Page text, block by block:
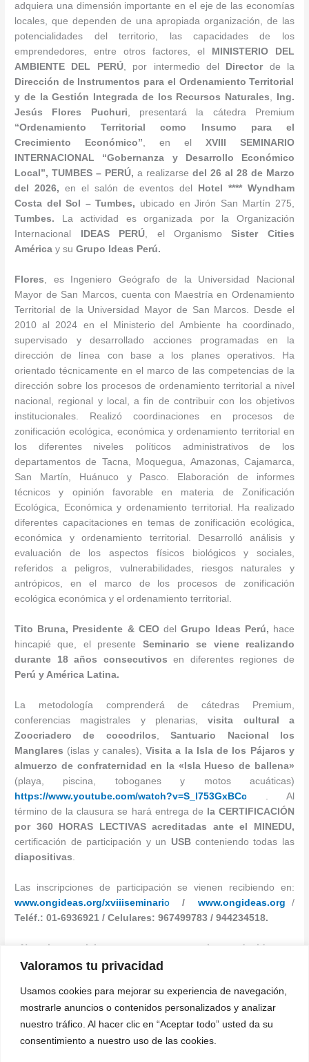
Valoramos tu privacidad
Usamos cookies para mejorar su experiencia de navegación,
mostrarle anuncios o contenidos personalizados y analizar
nuestro tráfico. Al hacer clic en “Aceptar todo” usted da su
consentimiento a nuestro uso de las cookies.
adquiera una dimensión importante en el eje de las economías
locales, que dependen de una apropiada organización, de las
potencialidades del territorio, las capacidades de los
emprendedores, entre otros factores, el
MINISTERIO DEL
AMBIENTE DEL PERÚ, por intermedio del Directorde la
Dirección de Instrumentos para el Ordenamiento Territorial
y de la Gestión Integrada de los Recursos Naturales,
Ing.
Jesús Flores Puchuri, presentará la cátedra Premium
“Ordenamiento Territorial como Insumo para el
Crecimiento Económico”, en el XVIII SEMINARIO
INTERNACIONAL “Gobernanza y Desarrollo Económico
Local ”, TUMBES – PERÚ, a realizarse del 26 al 28 de Marzo
del 2026, en el salón de eventos del
Hotel **** Wyndham
Costa del Sol – Tumbes, ubicado en Jirón San Martín 275,
Tumbes.
La actividad es organizada por la Organización
Internacional
IDEAS PERÚ, el OrganismoSister Cities
América y suGrupo Ideas Perú.
Flores, es Ingeniero Geógrafo de la Universidad Nacional
Mayor de San Marcos, cuenta con Maestría en Ordenamiento
Territorial de la Universidad Mayor de San Marcos. Desde el
2010 al 2024 en el Ministerio del Ambiente ha coordinado,
supervisado y desarrollado acciones programadas en la
dirección de línea con base a los planes operativos. Ha
orientado técnicamente en el marco de las competencias de la
dirección sobre los procesos de ordenamiento territorial a nivel
nacional, regional y local, a fin de contribuir con los objetivos
institucionales. Realizó coordinaciones en procesos de
zonificación ecológica, económica y ordenamiento territorial en
los diferentes niveles políticos administrativos de los
departamentos de Tacna, Moquegua, Amazonas, Cajamarca,
San Martín, Huánuco y Pasco. Elaboración de informes
técnicos y opinión favorable en materia de Zonificación
Ecológica, Económica y ordenamiento territorial. Ha realizado
diferentes capacitaciones en temas de zonificación ecológica,
económica y ordenamiento territorial. Desarrolló análisis y
evaluación de los aspectos físicos biológicos y sociales,
referidos a peligros, vulnerabilidades, riesgos naturales y
antrópicos, en el marco de los procesos de zonificación
ecológica económica y el ordenamiento territorial.
Tito Bruna, Presidente & CEOdel Grupo Ideas Perú, hace
hincapié que, el presente Seminario se viene realizando
durante 18 años consecutivosen diferentes regiones de
Perú y América Latina.
La metodología comprenderá de cátedras Premium,
conferencias magistrales y plenarias,visita cultural a
Zoocriadero de cocodrilos ,Santuario Nacional los
Manglares (islas y canales),Visita a la Isla de los Pájaros y
almuerzo de confraternidad en la «Isla Hueso de ballena»
(playa, piscina, toboganes y motos acuáticas)
https://www.youtube.com/watch?v=S_l753GxBCc . Al
término de la clausura se hará entrega de
la CERTIFICACIÓN
por 360 HORAS LECTIVAS acreditadas ante el MINEDU,
certificación de participación y un USBconteniendo todas las
diapositivas
Las inscripciones de participación se vienen recibiendo en:
www.ongideas.org/xviiiseminario / www.ongideas.org /
Teléf.: 01-6936921 / Celulares: 967499783 / 944234518.
¡No existen palabras que se acerquen a lo agradecido que
estamos por ladifusión de la presente!
Oficina de Prensa y Comunicaciones
Grupo Ideas Perú
Celular yWhatsApp967499783